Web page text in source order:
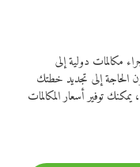
مكالمات دولية إلى
الحاجة إلى تجديد خطتك
توفير أسعار المكالمات